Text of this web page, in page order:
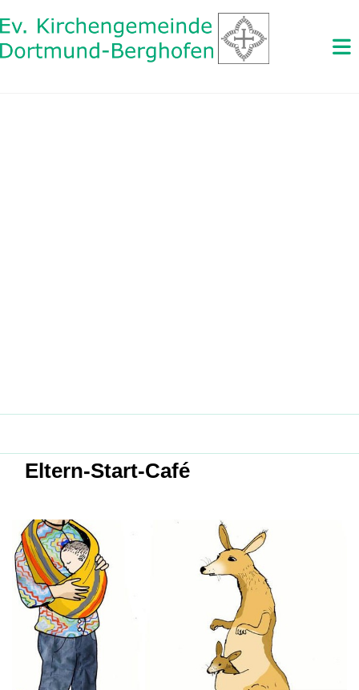
Eltern-Start-Café